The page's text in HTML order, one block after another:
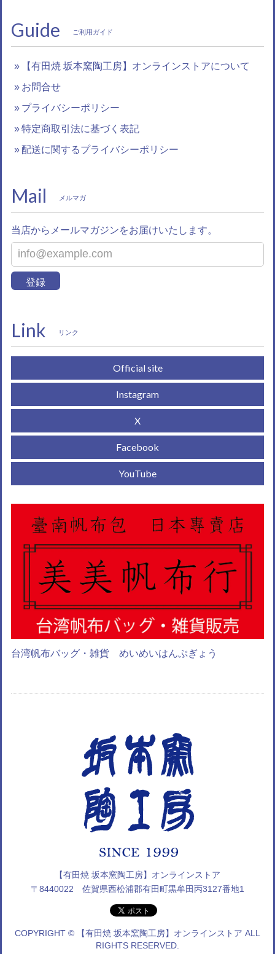
Guide ご利用ガイド
【有田焼 坂本窯陶工房】オンラインストアについて
お問合せ
プライバシーポリシー
特定商取引法に基づく表記
配送に関するプライバシーポリシー
Mail メルマガ
当店からメールマガジンをお届けいたします。
登録
Link リンク
Official site
Instagram
X
Facebook
YouTube
台湾帆布バッグ・雑貨 めいめいはんぷぎょう
【有田焼 坂本窯陶工房】オンラインストア
〒8440022 佐賀県西松浦郡有田町黒牟田丙3127番地1
COPYRIGHT © 【有田焼 坂本窯陶工房】オンラインストア ALL
RIGHTS RESERVED.